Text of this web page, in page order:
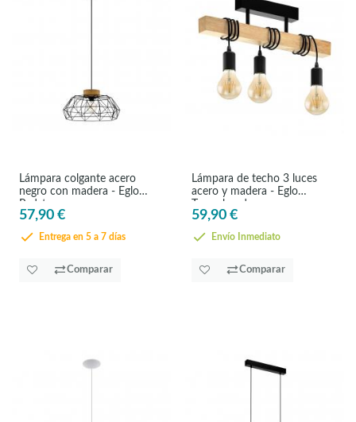
Lámpara colgante acero
negro con madera - Eglo
Padstow
57,90 €
Entrega en 5 a 7 días
Comparar
Lámpara de techo 3 luces
acero y madera - Eglo
Townshend
59,90 €
Envío Inmediato
Comparar